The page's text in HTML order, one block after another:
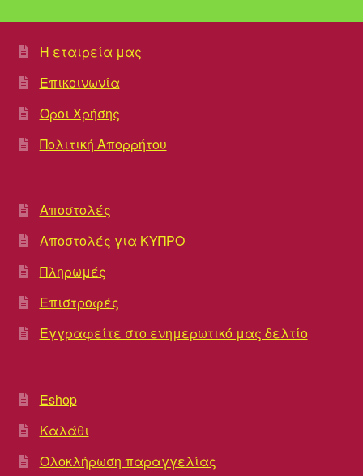
Η εταιρεία μας
Επικοινωνία
Όροι Χρήσης
Πολιτική Απορρήτου
Αποστολές
Αποστολές για ΚΥΠΡΟ
Πληρωμές
Επιστροφές
Εγγραφείτε στο ενημερωτικό μας δελτίο
Eshop
Καλάθι
Ολοκλήρωση παραγγελίας